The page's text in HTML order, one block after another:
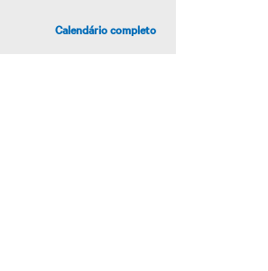
Calendário completo